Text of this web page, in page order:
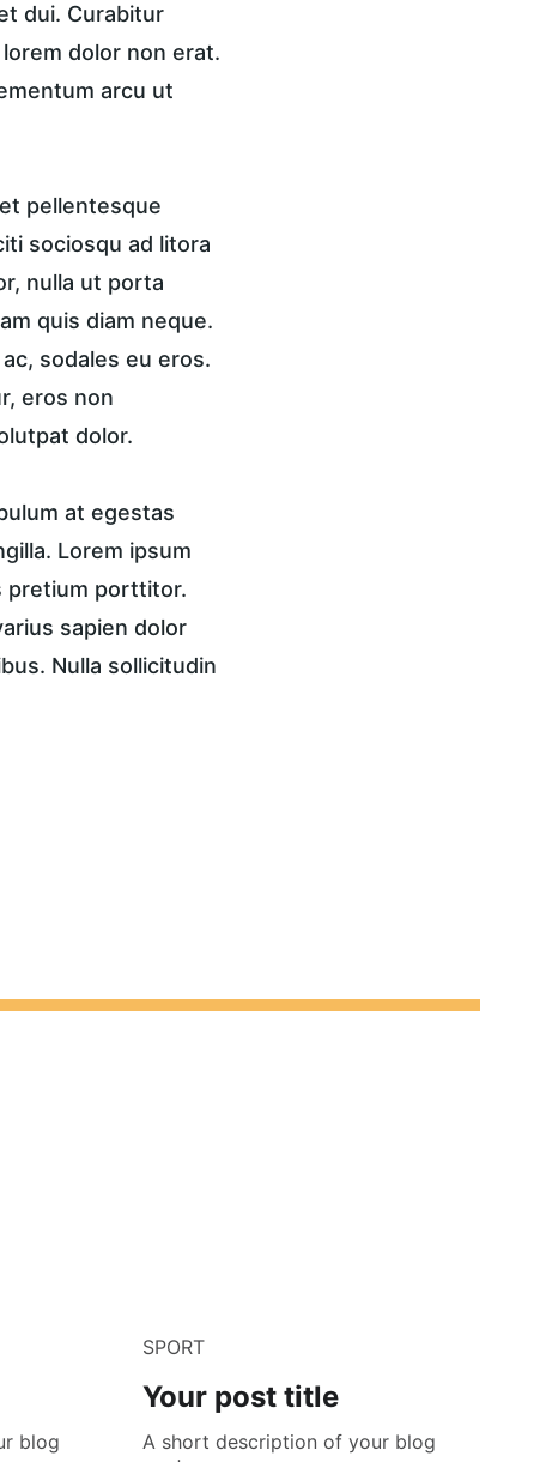
dui. Curabitur
dolor non erat.
arcu ut
pellentesque
sociosqu ad litora
nulla ut porta
quis diam neque.
sodales eu eros.
eros non
dolor.
at egestas
Lorem ipsum
pretium porttitor.
sapien dolor
Nulla sollicitudin
blog
SPORT
Your post title
A short description of your blog